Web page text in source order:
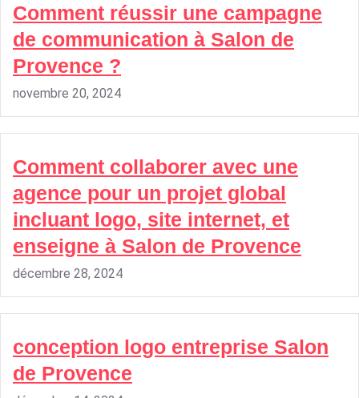
Comment réussir une campagne
de communication à Salon de
Provence ?
novembre 20, 2024
Comment collaborer avec une
agence pour un projet global
incluant logo, site internet, et
enseigne à Salon de Provence
décembre 28, 2024
conception logo entreprise Salon
de Provence